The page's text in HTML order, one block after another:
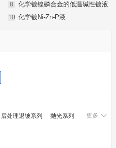
化学镀镍磷合金的低温碱性镀液
化学镀Ni-Zn-P液
更多
后处理退镀系列
抛光系列